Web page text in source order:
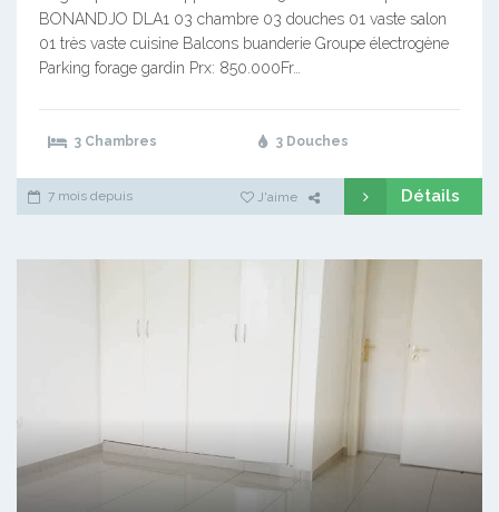
BONANDJO DLA1 03 chambre 03 douches 01 vaste salon
01 très vaste cuisine Balcons buanderie Groupe électrogène
Parking forage gardin Prx: 850.000Fr…
3 Chambres 3 Douches
7 mois depuis J'aime Détails